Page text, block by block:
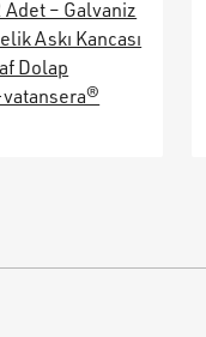
Adet – Galvaniz
Askı Kancası
Dolap